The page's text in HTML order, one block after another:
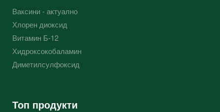
Ваксини - актуално
Хлорен диоксид
Витамин Б-12
Хидроксокобаламин
Диметилсулфоксид
Топ продукти